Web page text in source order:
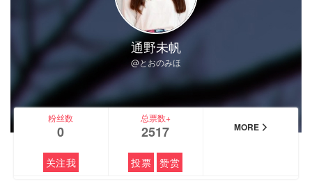
通野未帆
@とおのみほ
粉丝数
0
关注我
总票数+
2517
投票 赞赏
MORE